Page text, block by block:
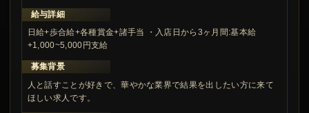
給与詳細
日給+歩合給+各種賞金+諸手当 ・入店日から3ヶ月間:基本給
+1,000~5,000円支給
募集背景
人と話すことが好きで、華やかな業界で結果を出したい方に来て
ほしい求人です。